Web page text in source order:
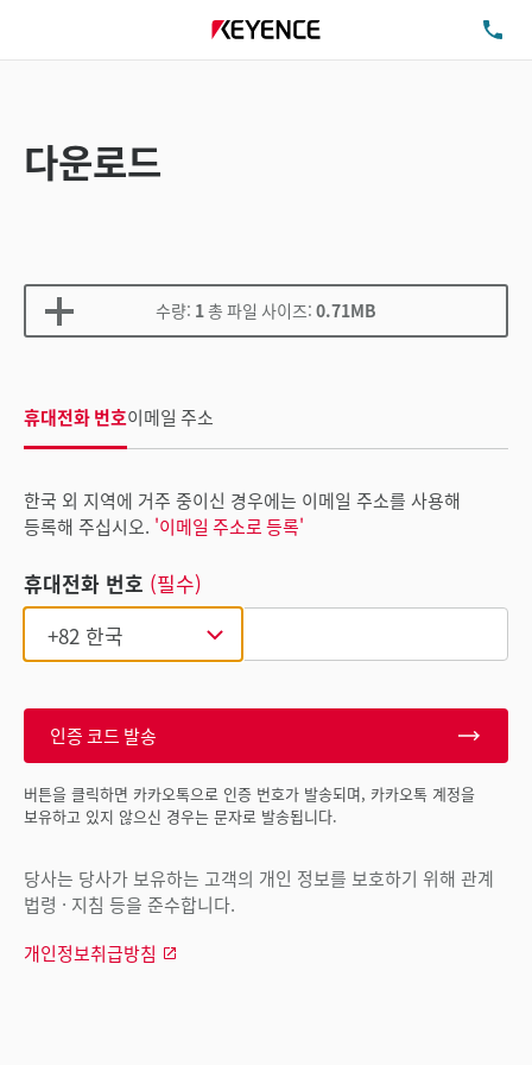
다운로드
수량: 1총 파일 사이즈: 0.71MB
휴대전화 번호이메일 주소
한국 외 지역에 거주 중이신 경우에는 이메일 주소를 사용해
등록해 주십시오. '이메일 주소로 등록'
휴대전화 번호 (필수)
인증 코드 발송
버튼을 클릭하면 카카오톡으로 인증 번호가 발송되며, 카카오톡 계정을
보유하고 있지 않으신 경우는 문자로 발송됩니다.
당사는 당사가 보유하는 고객의 개인 정보를 보호하기 위해 관계
법령 · 지침 등을 준수합니다.
개인정보취급방침